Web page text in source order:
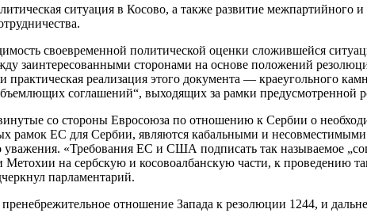
ситуация в Косово, а также развитие
своевременной политической оценки сложившейся
заинтересованными сторонами на основе положений
практическая реализация этого документа — краеугольного
соглашений“, выходящих за рамки
со стороны Евросоюза по отношению к Сербии о
рамок ЕС для Сербии, являются кабальными и
«Требования ЕС и США подписать так называемое
Метохии на сербскую и косовоалбанскую части, к проведению
парламентарий.
отношение Запада к резолюции 1244, и